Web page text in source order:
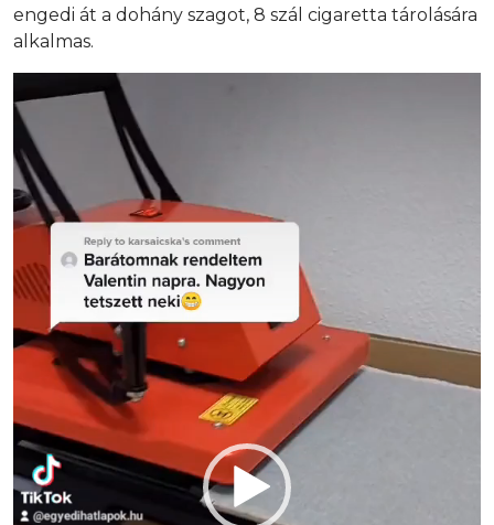
engedi át a dohány szagot, 8 szál cigaretta tárolására
alkalmas.
Videólejátszó